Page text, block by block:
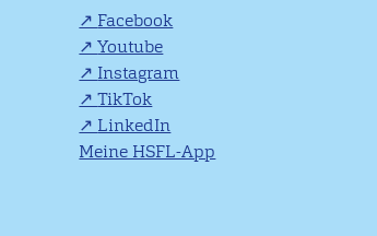
Facebook
Youtube
Instagram
TikTok
LinkedIn
Meine HSFL-App